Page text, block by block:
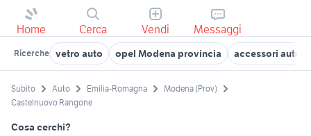
Home Cerca Vendi Messaggi
Ricerche vetro auto opel Modena provincia accessori auto
Subito Auto Emilia-Romagna
Modena (Prov)
Castelnuovo Rangone
Cosa cerchi?